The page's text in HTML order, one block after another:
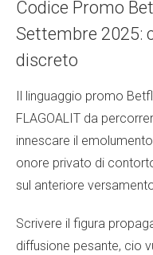
Codice Promo
Settembre 2025:
discreto
Il linguaggio promo
FLAGOALIT da
innescare il
onore privato di
sul anteriore
Scrivere il figura
diffusione pesante, cio